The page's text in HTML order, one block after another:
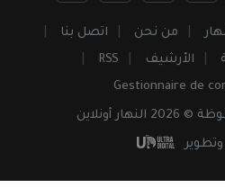
من نحن
اتصل بنا
الأرشيف
RSS
Gestionnaire de
النهار أونلاين